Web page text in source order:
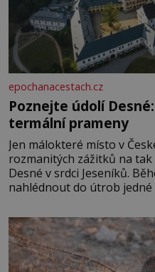
epochanacestach.cz
Poznejte údolí
termální prameny
Jen málokteré místo v
rozmanitých zážitků na
Desné v srdci Jeseníků.
nahlédnout do útrob jedné
se na koloběžce a den
Velkých Losinách nebo v